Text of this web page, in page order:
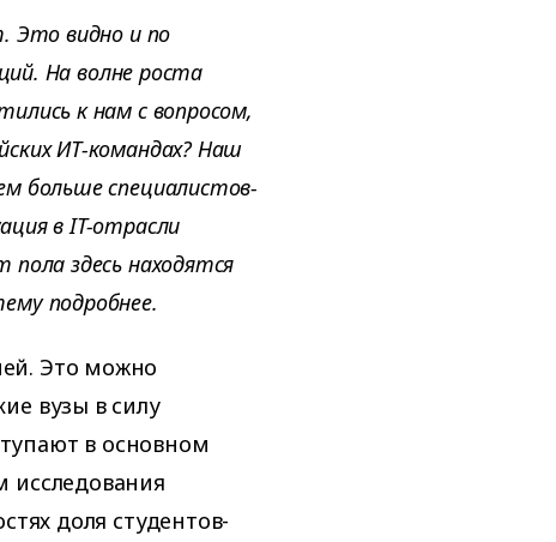
Это видно и по
На волне роста
к нам с вопросом,
ИТ-командах? Наш
больше специалистов-
в IT-отрасли
здесь находятся
подробнее.
Это можно
вузы в силу
в основном
исследования
доля студентов-